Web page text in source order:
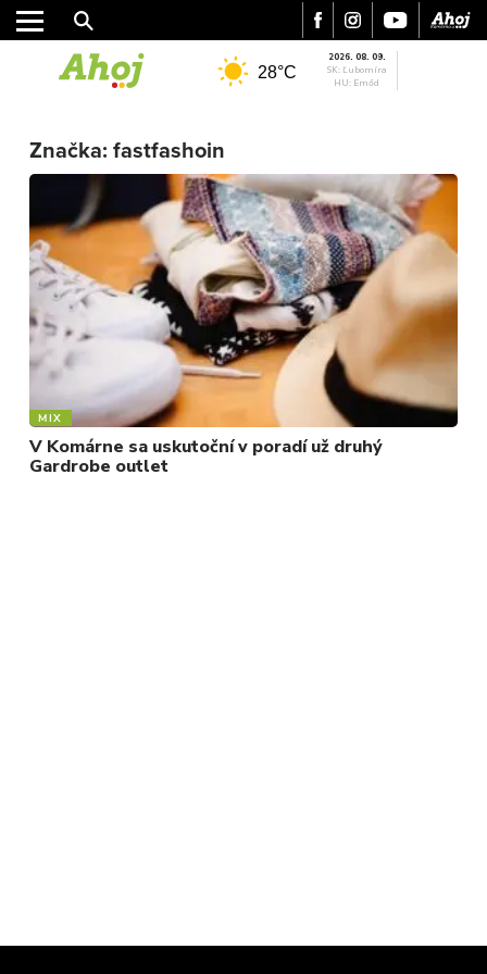
REGIÓN
ŠPORT
KULTÚRA
FOTKY
VIDEO
MIX
28°C
2026. 08. 09.
SK: Ľubomíra
HU: Emőd
Značka: fastfashoin
MIX
V Komárne sa uskutoční v poradí už druhý
Gardrobe outlet